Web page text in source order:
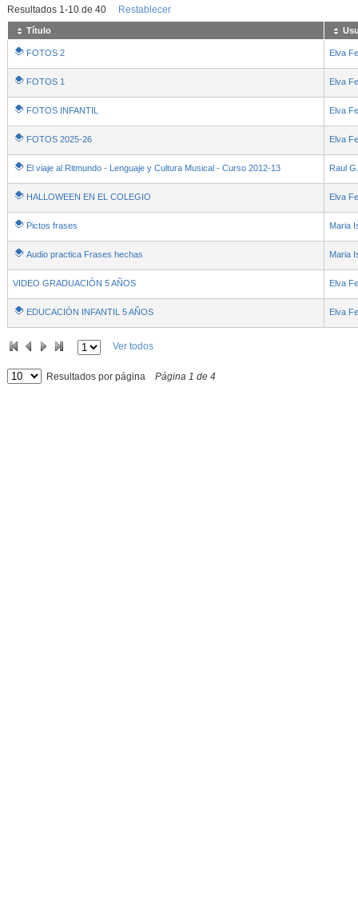
Resultados 1 -10de 40 Restablecer
Título
FOTOS 2 Elva
FOTOS 1 Elva
FOTOS INFANTIL Elva
FOTOS 2025-26 Elva
El viaje al Ritmundo - Lenguaje y Cultura Musical - Curso 2012-13 Raul G.
HALLOWEEN EN EL COLEGIO Elva
Pictos frases Maria
Audio practica Frases hechas Maria
VIDEO GRADUACIÓN 5 AÑOS Elva
EDUCACIÓN INFANTIL 5 AÑOS Elva
Ver todos
Resultados por página Página 1 de 4